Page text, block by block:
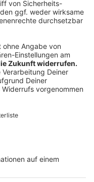
war ein von der
ausgerufenes
die Landmarken
war. Das neue
eine unkomplizierte